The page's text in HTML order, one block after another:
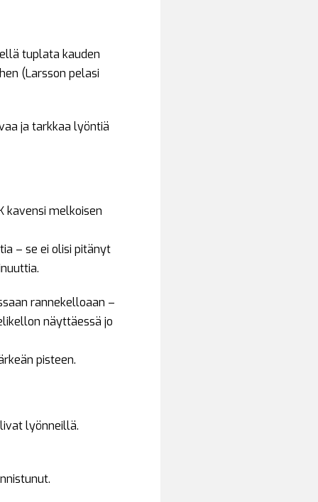
tuplata kauden
(Larsson pelasi
ja tarkkaa lyöntiä
kavensi melkoisen
– se ei olisi pitänyt
rannekelloaan –
näyttäessä jo
pisteen.
lyönneillä.